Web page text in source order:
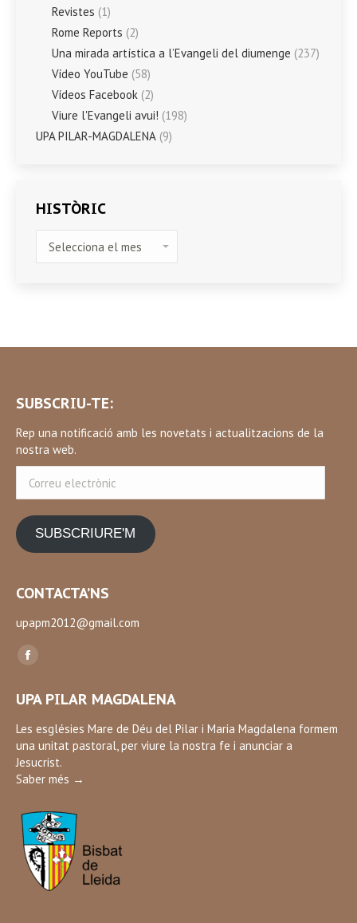
Revistes (1)
Rome Reports (2)
Una mirada artística a l’Evangeli del diumenge (237)
Vídeo YouTube (58)
Vídeos Facebook (2)
Viure l'Evangeli avui! (198)
UPA PILAR-MAGDALENA (9)
HISTÒRIC
SUBSCRIU-TE:
Rep una notificació amb les novetats i actualitzacions de la
nostra web.
electrònic
SUBSCRIURE'M
CONTACTA’NS
upapm2012@gmail.com
Find us on:
Facebook
opens
in
new
window
UPA PILAR MAGDALENA
Les esglésies Mare de Déu del Pilar i Maria Magdalena formem
una unitat pastoral, per viure la nostra fe i anunciar a
Jesucrist.
Saber més →